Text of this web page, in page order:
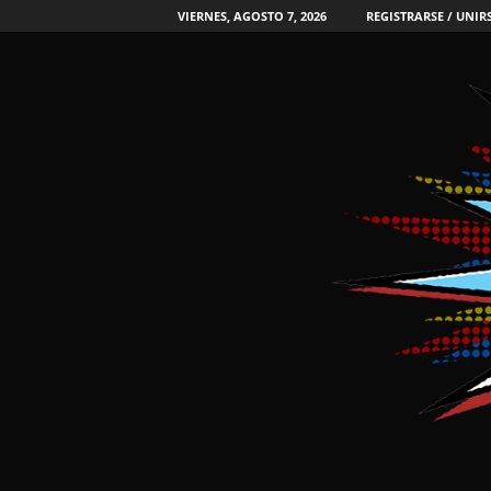
VIERNES, AGOSTO 7, 2026 REGISTRARSE /